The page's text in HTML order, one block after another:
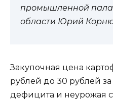
промышленной
области Юрий
Закупочная цена
рублей до 30 рублей
дефицита и неурожая